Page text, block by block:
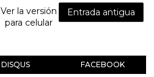
Entrada antigua
Ver la versión
para celular
DISQUS FACEBOOK